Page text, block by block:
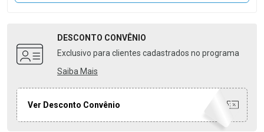
DESCONTO CONVÊNIO
Exclusivo para clientes cadastrados no programa
Saiba Mais
Ver Desconto Convênio